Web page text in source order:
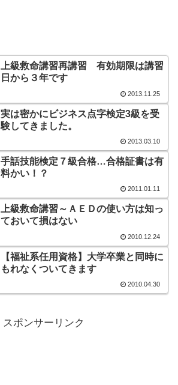
上級救命講習再講習 有効期限は講習
日から３年です
2013.11.25
実は密かにビジネス点字検定3級を受
験してきました。
2013.03.10
手話技能検定７級合格…合格証書は有
料かい！？
2011.01.11
上級救命講習～ＡＥＤの使い方は知っ
ておいて損はない
2010.12.24
【福祉系任用資格】大学卒業と同時に
もれなくついてきます
2010.04.30
スポンサーリンク